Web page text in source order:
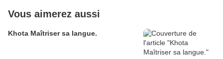
Vous aimerez aussi
Khota Maîtriser sa langue.